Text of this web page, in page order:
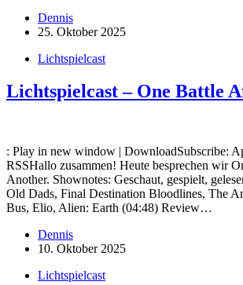
Dennis
25. Oktober 2025
Lichtspielcast
Lichtspielcast – One Battle
: Play in new window | DownloadSubscribe:
RSSHallo zusammen! Heute besprechen wir
Another. Shownotes: Geschaut, gespielt,
Old Dads, Final Destination Bloodlines, The
Bus, Elio, Alien: Earth (04:48) Review…
Dennis
10. Oktober 2025
Lichtspielcast